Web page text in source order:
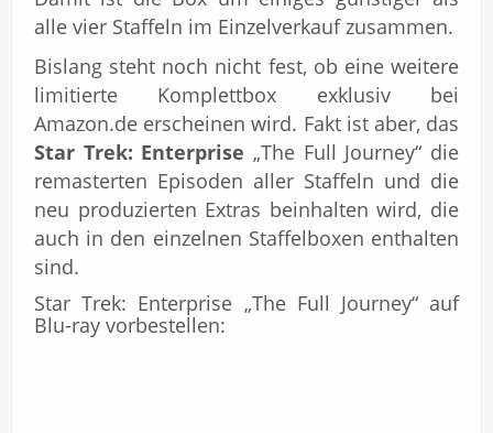
alle vier Staffeln im Einzelverkauf zusammen.
Bislang steht noch nicht fest, ob eine weitere
limitierte Komplettbox exklusiv bei
Amazon.de erscheinen wird. Fakt ist aber, das
Star Trek: Enterprise „The Full Journey“ die
remasterten Episoden aller Staffeln und die
neu produzierten Extras beinhalten wird, die
auch in den einzelnen Staffelboxen enthalten
sind.
Star Trek: Enterprise „The Full Journey“ auf
Blu-ray vorbestellen: